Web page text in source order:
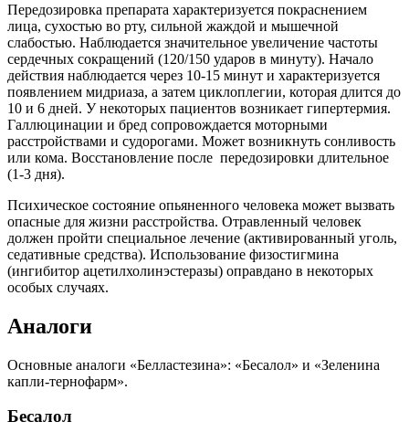
Передозировка препарата характеризуется покраснением
лица, сухостью во рту, сильной жаждой и мышечной
слабостью. Наблюдается значительное увеличение частоты
сердечных сокращений (120/150 ударов в минуту). Начало
действия наблюдается через 10-15 минут и характеризуется
появлением мидриаза, а затем циклоплегии, которая длится до
10 и 6 дней. У некоторых пациентов возникает гипертермия.
Галлюцинации и бред сопровождается моторными
расстройствами и судорогами. Может возникнуть сонливость
или кома. Восстановление после передозировки длительное
(1-3 дня).
Психическое состояние опьяненного человека может вызвать
опасные для жизни расстройства. Отравленный человек
должен пройти специальное лечение (активированный уголь,
седативные средства). Использование физостигмина
(ингибитор ацетилхолинэстеразы) оправдано в некоторых
особых случаях.
Аналоги
Основные аналоги «Белластезина»: «Бесалол» и «Зеленина
капли-тернофарм».
Бесалол